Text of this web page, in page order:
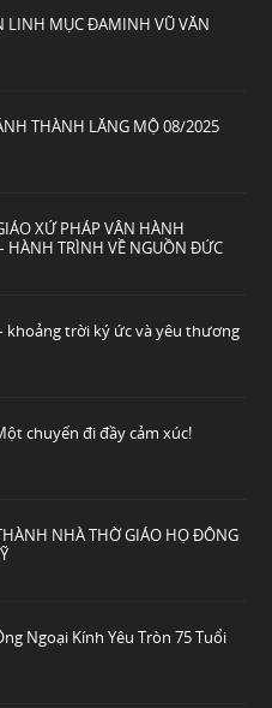
LINH MỤC ĐAMINH VŨ VĂN
THÀNH LĂNG MỘ 08/2025
XỨ PHÁP VÂN HÀNH
HÀNH TRÌNH VỀ NGUỒN ĐỨC
khoảng trời ký ức và yêu thương
chuyến đi đầy cảm xúc!
NHÀ THỜ GIÁO HỌ ĐÔNG
Ngoại Kính Yêu Tròn 75 Tuổi